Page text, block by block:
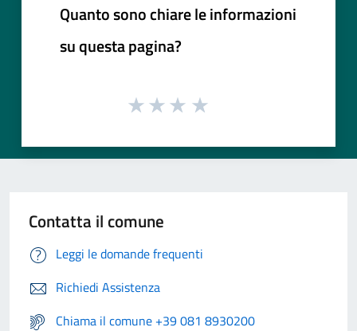
Quanto sono chiare le informazioni
su questa pagina?
Contatta il comune
Leggi le domande frequenti
Richiedi Assistenza
Chiama il comune +39 081 8930200